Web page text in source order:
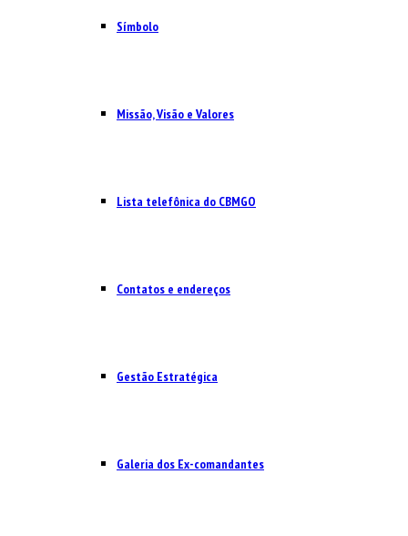
Símbolo
Missão, Visão e Valores
Lista telefônica do CBMGO
Contatos e endereços
Gestão Estratégica
Galeria dos Ex-comandantes